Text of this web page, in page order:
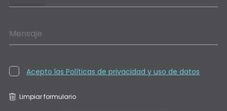
Mensaje
Acepto las Políticas de privacidad y uso de datos
Limpiar formulario